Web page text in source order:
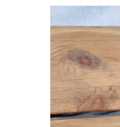
produktu
je
0,0
z
5